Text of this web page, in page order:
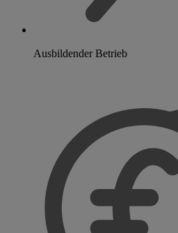
Ausbildender Betrieb